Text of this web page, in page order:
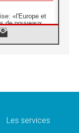
«l'Europe et
de nouveaux
Les services